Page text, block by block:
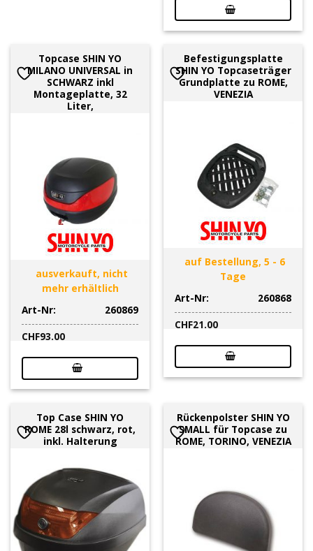
Topcase SHIN YO
MILANO UNIVERSAL in
SCHWARZ inkl
Montageplatte, 32
Liter,
ausverkauft, nicht
mehr erhältlich
Art-Nr:
260869
CHF93.00
Befestigungsplatte
SHIN YO Topcaseträger
Grundplatte zu ROME,
VENEZIA
auf Bestellung, 5 - 6
Tage
Art-Nr:
260868
CHF21.00
Top Case SHIN YO
ROME 28l schwarz, rot,
inkl. Halterung
Rückenpolster SHIN YO
SMALL für Topcase zu
ROME, TORINO, VENEZIA